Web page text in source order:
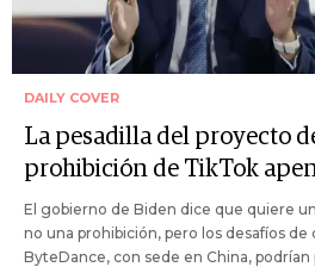
DAILY COVER
La pesadilla del proyecto
prohibición de TikTok
El gobierno de Biden dice que quiere
no una prohibición, pero los desafíos
ByteDance, con sede en China,